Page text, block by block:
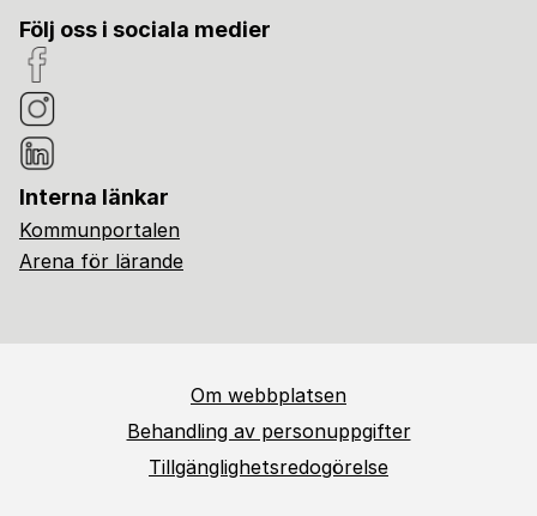
Följ oss i sociala medier
Interna länkar
Kommunportalen
Arena för lärande
Om webbplatsen
Behandling av personuppgifter
Tillgänglighetsredogörelse